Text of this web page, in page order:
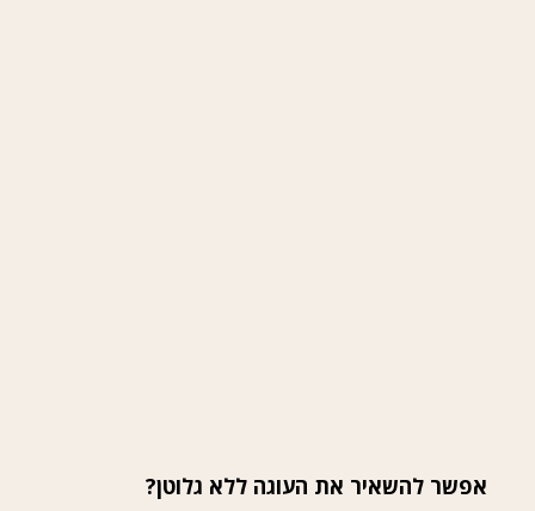
אפשר להשאיר את העוגה ללא גלוטן?